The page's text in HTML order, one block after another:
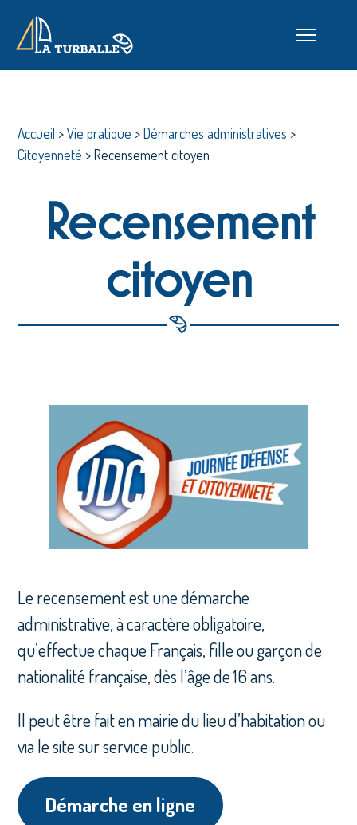
Accueil >Vie pratique >Démarches administratives >
Citoyenneté >Recensement citoyen
Recensement
citoyen
Le recensement est une démarche
administrative, à caractère obligatoire,
qu’effectue chaque Français, fille ou garçon de
nationalité française, dès l’âge de 16 ans.
Il peut être fait en mairie du lieu d’habitation ou
via le site sur service public.
Démarche en ligne